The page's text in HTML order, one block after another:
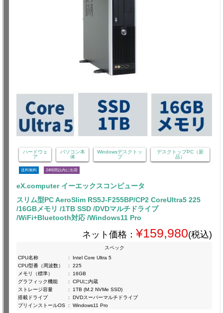
ハードウェ
ア
パソコン本
体
Windowsデスクトッ
プ
デスクトップPC（新
品）
送料無料 24時間以内に出荷
eX.computer イーエックスコンピュータ
スリム型PC AeroSlim RS5J-F255BP/CP2 CoreUltra5 225
/16GBメモリ /1TB SSD /DVDマルチドライブ
/WiFi+Bluetooth対応 /Windows11 Pro
ネット価格： ¥159,980(税込)
スペック
CPU名称
:
Intel Core Ultra 5
CPU型番（周波数）
:
225
メモリ（標準）
:
16GB
グラフィック機能
:
CPUに内蔵
ストレージ容量
:
1TB (M.2 NVMe SSD)
搭載ドライブ
:
DVDスーパーマルチドライブ
プリインストールOS : Windows11 Pro